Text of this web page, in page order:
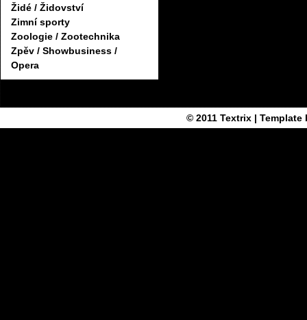
Židé / Židovství
Zimní sporty
Zoologie / Zootechnika
Zpěv / Showbusiness /
Opera
© 2011 Textrix| Template